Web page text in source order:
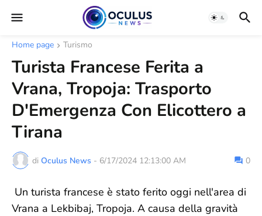
Home page Turismo
Turista Francese Ferita a
Vrana, Tropoja: Trasporto
D'Emergenza Con Elicottero a
Tirana
di Oculus News - 6/17/2024 12:13:00 AM 0
Un turista francese è stato ferito oggi nell'area di
Vrana a Lekbibaj, Tropoja. A causa della gravità